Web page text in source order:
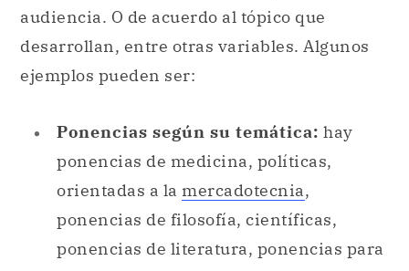
audiencia. O de acuerdo al tópico que
desarrollan, entre otras variables. Algunos
ejemplos pueden ser:
Ponencias según su temática: hay
ponencias de medicina, políticas,
orientadas a la mercadotecnia,
ponencias de filosofía, científicas,
ponencias de literatura, ponencias para